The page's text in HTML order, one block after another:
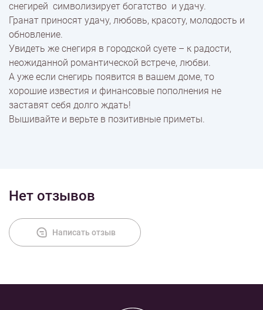
Доставка
Оплата
снегирей символизирует богатство и удачу.
Гранат приносят удачу, любовь, красоту, молодость и
обновление.
Увидеть же снегиря в городской суете – к радости,
неожиданной романтической встрече, любви.
А уже если снегирь появится в вашем доме, то
хорошие известия и финансовые пополнения не
заставят себя долго ждать!
Вышивайте и верьте в позитивные приметы.
Нет отзывов
Написать отзыв